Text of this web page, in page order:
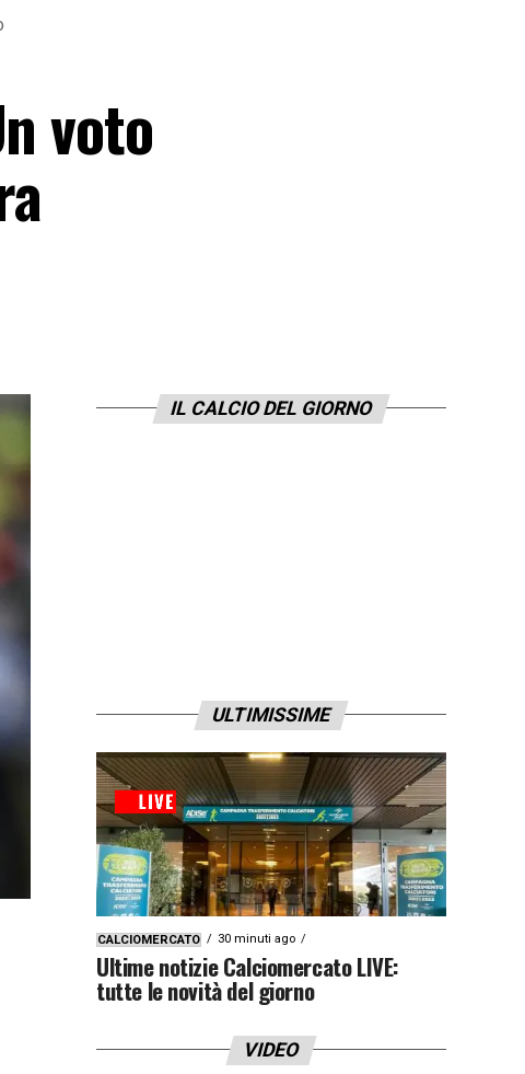
voto
IL CALCIO DEL GIORNO
ULTIMISSIME
CALCIOMERCATO 30 minuti ago
Ultime notizie Calciomercato LIVE:
tutte le novità del giorno
VIDEO